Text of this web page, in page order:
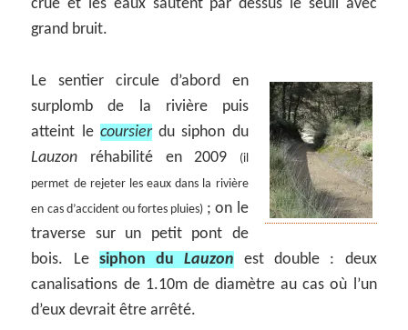
crue et les eaux sautent par dessus le seuil avec
grand bruit.
Le sentier circule d’abord en
surplomb de la rivière puis
atteint le coursier du siphon du
Lauzon réhabilité en 2009
(il
permet de rejeter les eaux dans la rivière
en cas d’accident ou fortes pluies) ; on le
traverse sur un petit pont de
bois. Le siphon duLauzon est double : deux
canalisations de 1.10m de diamètre au cas où l’un
d’eux devrait être arrêté.